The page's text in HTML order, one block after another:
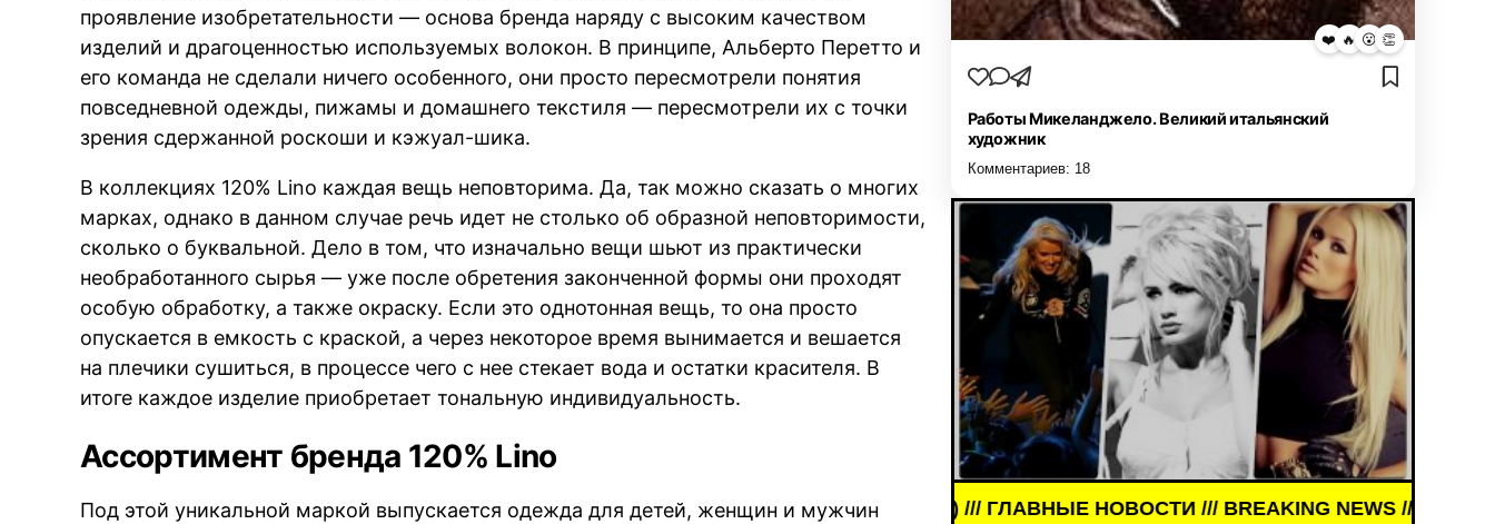
проявление изобретательности — основа бренда наряду с высоким качеством
изделий и драгоценностью используемых волокон. В принципе, Альберто Перетто и
его команда не сделали ничего особенного, они просто пересмотрели понятия
повседневной одежды, пижамы и домашнего текстиля — пересмотрели их с точки
зрения сдержанной роскоши и кэжуал-шика.
В коллекциях 120% Lino каждая вещь неповторима. Да, так можно сказать о многих
марках, однако в данном случае речь идет не столько об образной неповторимости,
сколько о буквальной. Дело в том, что изначально вещи шьют из практически
необработанного сырья — уже после обретения законченной формы они проходят
особую обработку, а также окраску. Если это однотонная вещь, то она просто
опускается в емкость с краской, а через некоторое время вынимается и вешается
на плечики сушиться, в процессе чего с нее стекает вода и остатки красителя. В
итоге каждое изделие приобретает тональную индивидуальность.
Ассортимент бренда 120% Lino
Под этой уникальной маркой выпускается одежда для детей, женщин и мужчин
❤️ 🔥 😮 👏
Работы Микеланджело. Великий итальянский
художник
Комментариев: 18
BREAKING NEWS /// НОВОСТИ (СМИ) /// ГЛАВНЫЕ НОВОСТИ /// BREAKING NEWS /// НОВОСТИ (СМИ)